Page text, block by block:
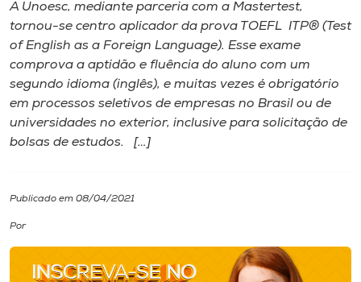
A
Internacionalização
I.nova
Cultura
CPA
A Unoesc, mediante parceria com a Mastertest,
tornou-se centro aplicador da prova TOEFL ITP® (Test
of English as a Foreign Language). Esse exame
comprova a aptidão e fluência do aluno com um
segundo idioma (inglês), e muitas vezes é obrigatório
em processos seletivos de empresas no Brasil ou de
universidades no exterior, inclusive para solicitação de
bolsas de estudos. […]
Publicado em 08/04/2021
Por